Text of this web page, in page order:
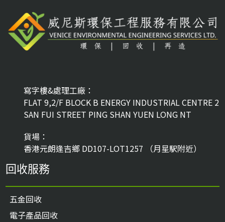
寫字樓&處理工廠：
FLAT 9,2/F BLOCK B ENERGY INDUSTRIAL CENTRE 2
SAN FUI STREET PING SHAN YUEN LONG NT
貨場：
香港元朗逢吉鄉 DD107-LOT1257 （月星駅附近）
回收服務
五金回收
電子產品回收